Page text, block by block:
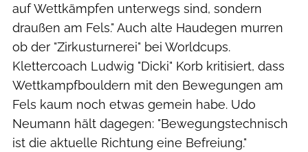
auf Wettkämpfen unterwegs sind, sondern
draußen am Fels." Auch alte Haudegen murren
ob der "Zirkusturnerei" bei Worldcups.
Klettercoach Ludwig "Dicki" Korb kritisiert, dass
Wettkampfbouldern mit den Bewegungen am
Fels kaum noch etwas gemein habe. Udo
Neumann hält dagegen: "Bewegungstechnisch
ist die aktuelle Richtung eine Befreiung."